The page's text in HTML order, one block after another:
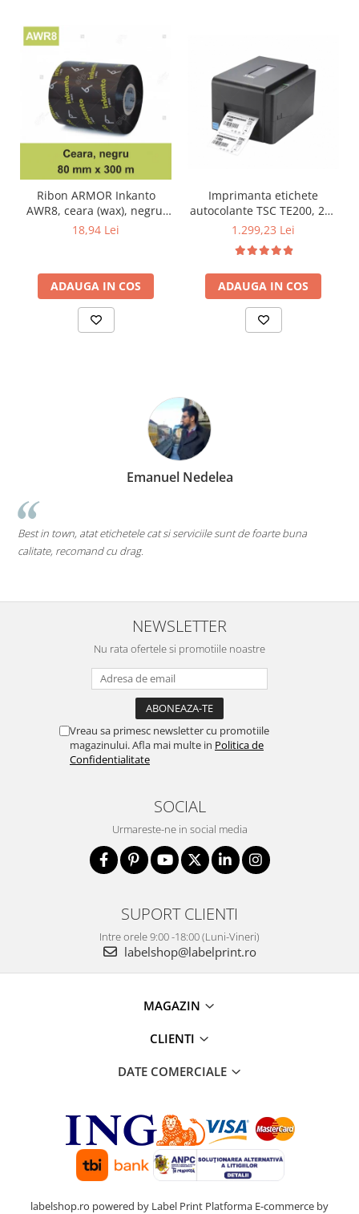
Ribon ARMOR Inkanto
AWR8, ceara (wax), negru,
80mmX300M, OUT
18,94 Lei
ADAUGA IN COS
Imprimanta etichete
autocolante TSC TE200, 203
DPI, USB
1.299,23 Lei
ADAUGA IN COS
cat si serviciile sunt de foarte buna
pe toate....chiar si pe cele
NEWSLETTER
Nu rata ofertele si promotiile noastre
Vreau sa primesc newsletter cu promotiile
magazinului. Afla mai multe in Politica de
Confidentialitate
SOCIAL
Urmareste-ne in social media
SUPORT CLIENTI
Intre orele 9:00 -18:00 (Luni-Vineri)
labelshop@labelprint.ro
MAGAZIN
CLIENTI
DATE COMERCIALE
labelshop.ro powered by Label Print Platforma E-commerce by